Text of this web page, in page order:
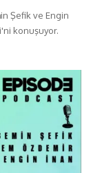
Şefik ve Engin
konuşuyor.